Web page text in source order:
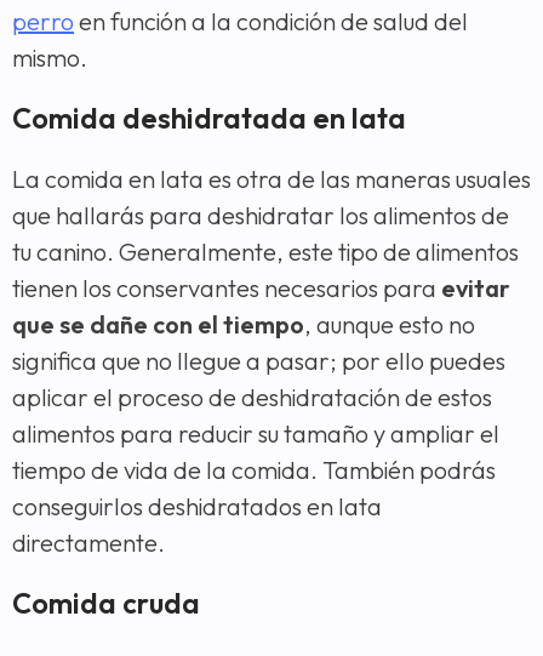
perro en función a la condición de salud del
mismo.
Comida deshidratada en lata
La comida en lata es otra de las maneras usuales
que hallarás para deshidratar los alimentos de
tu canino. Generalmente, este tipo de alimentos
tienen los conservantes necesarios para evitar
que se dañe con el tiempo, aunque esto no
significa que no llegue a pasar; por ello puedes
aplicar el proceso de deshidratación de estos
alimentos para reducir su tamaño y ampliar el
tiempo de vida de la comida. También podrás
conseguirlos deshidratados en lata
directamente.
Comida cruda